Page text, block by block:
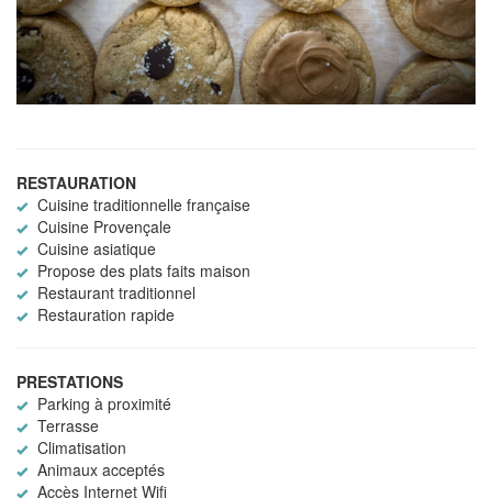
RESTAURATION
Cuisine traditionnelle française
Cuisine Provençale
Cuisine asiatique
Propose des plats faits maison
Restaurant traditionnel
Restauration rapide
PRESTATIONS
Parking à proximité
Terrasse
Climatisation
Animaux acceptés
Accès Internet Wifi